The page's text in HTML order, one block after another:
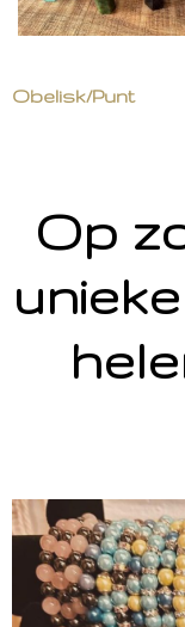
Obelisk/Punt
Op